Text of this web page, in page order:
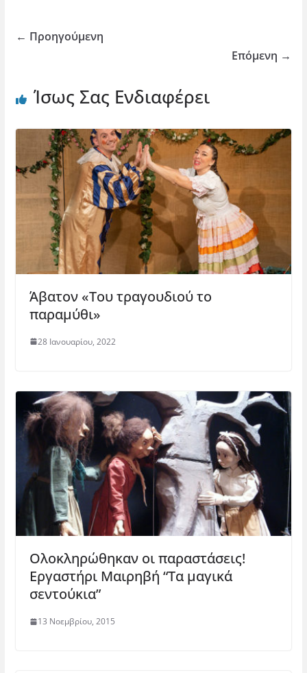
← Προηγούμενη
Επόμενη →
Ίσως Σας Ενδιαφέρει
Άβατον «Του τραγουδιού το
παραμύθι»
28 Ιανουαρίου, 2022
Ολοκληρώθηκαν οι παραστάσεις!
Εργαστήρι Μαιρηβή “Τα μαγικά
σεντούκια”
13 Νοεμβρίου, 2015